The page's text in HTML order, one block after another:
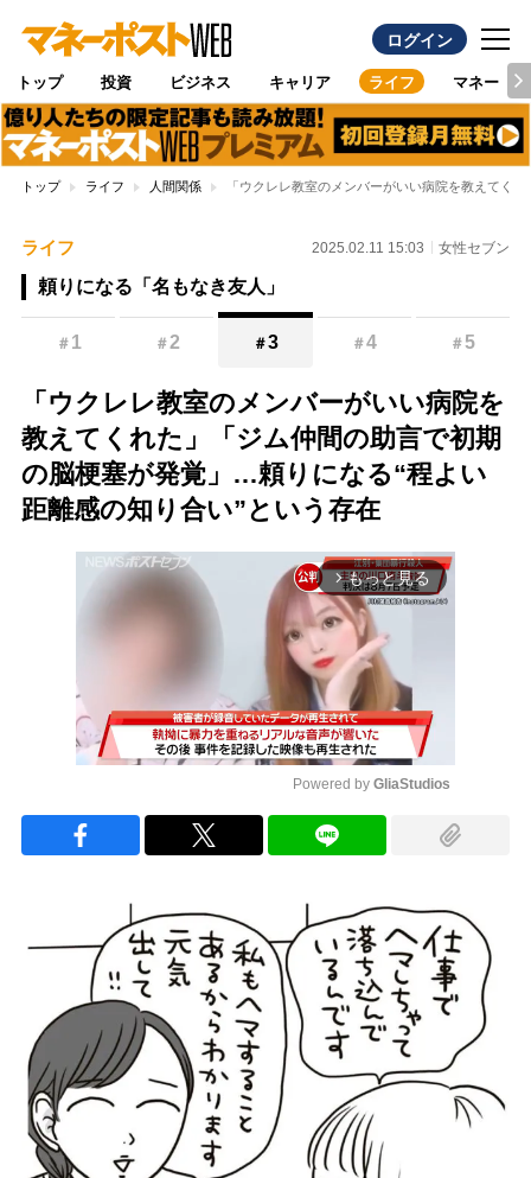
ログイン
トップ 投資 ビジネス キャリア ライフ マネー
トップ ライフ 人間関係 「ウクレレ教室のメンバーがいい病院を教えてく
ライフ 2025.02.11 15:03 女性セブン
頼りになる「名もなき友人」
＃ 1 ＃2 ＃3 ＃4 ＃5
「ウクレレ教室のメンバーがいい病院を
教えてくれた」「ジム仲間の助言で初期
の脳梗塞が発覚」…頼りになる“程よい
距離感の知り合い”という存在
arrow_forward_ios もっと見る
Powered by GliaStudios